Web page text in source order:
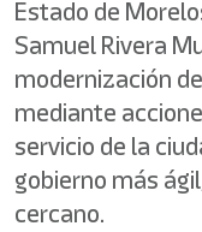
Estado de
Samuel Rivera
modernización
mediante
servicio de la
gobierno más
cercano.